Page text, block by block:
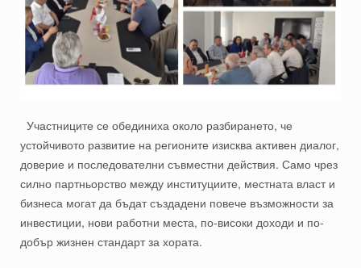
Участниците се обединиха около разбирането, че
устойчивото развитие на регионите изисква активен диалог,
доверие и последователни съвместни действия. Само чрез
силно партньорство между институциите, местната власт и
бизнеса могат да бъдат създадени повече възможности за
инвестиции, нови работни места, по-високи доходи и по-
добър жизнен стандарт за хората.